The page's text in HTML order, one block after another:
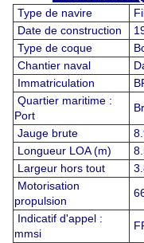
Type de navire
Date de construction
Type de coque
Chantier naval
Immatriculation
Quartier maritime :
Port
Jauge brute
Longueur LOA (m)
Largeur hors tout
Motorisation
propulsion
Indicatif d'appel :
mmsi